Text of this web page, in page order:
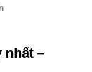
ở
nhất –